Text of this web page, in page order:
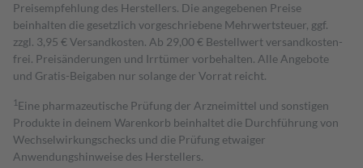
Preisempfehlung des Herstellers. Die angegebenen Preise
beinhalten die gesetzlich vorgeschriebene Mehrwertsteuer, ggf.
zzgl. 3,95 € Versandkosten. Ab 29,00 € Bestell­wert versand­kosten­
frei. Preisänderungen und Irrtümer vorbehalten. Alle Angebote
und Gratis-Beigaben nur solange der Vorrat reicht.
1 Eine pharmazeutische Prüfung der Arzneimittel und sonstigen
Produkte in deinem Warenkorb beinhaltet die Durchführung von
Wechselwirkungschecks und die Prüfung etwaiger
Anwendungshinweise des Herstellers.